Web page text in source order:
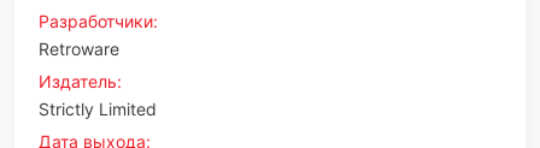
Разработчики:
Retroware
Издатель:
Strictly Limited
Дата выхода: